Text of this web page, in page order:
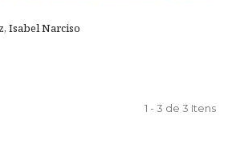
Isabel Narciso
1 - 3 de 3 Itens